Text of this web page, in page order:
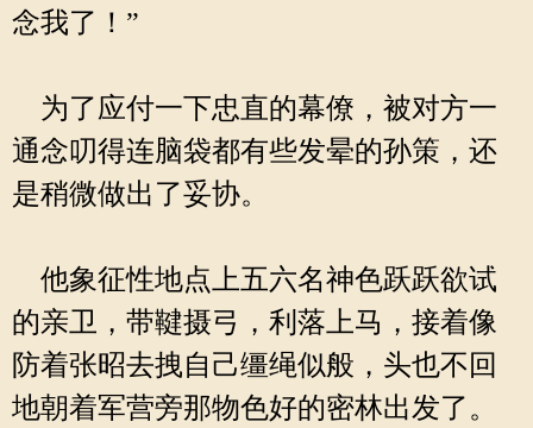
念我了！”
为了应付一下忠直的幕僚，被对方一
通念叨得连脑袋都有些发晕的孙策，还
是稍微做出了妥协。
他象征性地点上五六名神色跃跃欲试
的亲卫，带鞬摄弓，利落上马，接着像
防着张昭去拽自己缰绳似般，头也不回
地朝着军营旁那物色好的密林出发了。